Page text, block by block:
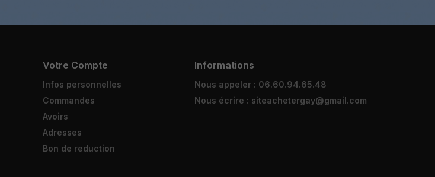
Votre Compte
Infos personnelles
Commandes
Avoirs
Adresses
Bon de reduction
Informations
Nous appeler : 06.60.94.65.48
Nous écrire : siteachetergay@gmail.com